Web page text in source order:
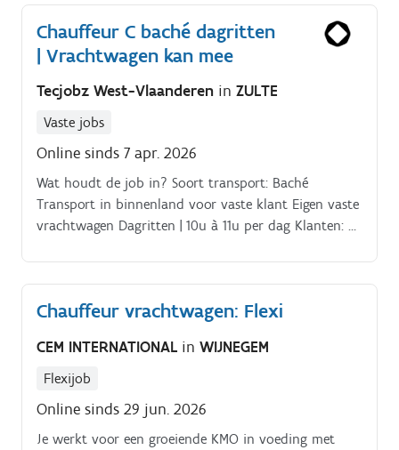
werf.*Je rijdt zowel met diverse opleggers zoals
vlakke wagens , wandenwagens, binnenladers,
diepladers en uitschuifbare opleggers.
Chauffeur C baché dagritten
| Vrachtwagen kan mee
Tecjobz West-Vlaanderen in ZULTE
Vaste jobs
Online sinds 7 apr. 2026
Wat houdt de job in? Soort transport: Baché
Transport in binnenland voor vaste klant Eigen vaste
vrachtwagen Dagritten | 10u à 11u per dag Klanten: 5
Chauffeur vrachtwagen: Flexi
CEM INTERNATIONAL in WIJNEGEM
Flexijob
Online sinds 29 jun. 2026
Je werkt voor een groeiende KMO in voeding met